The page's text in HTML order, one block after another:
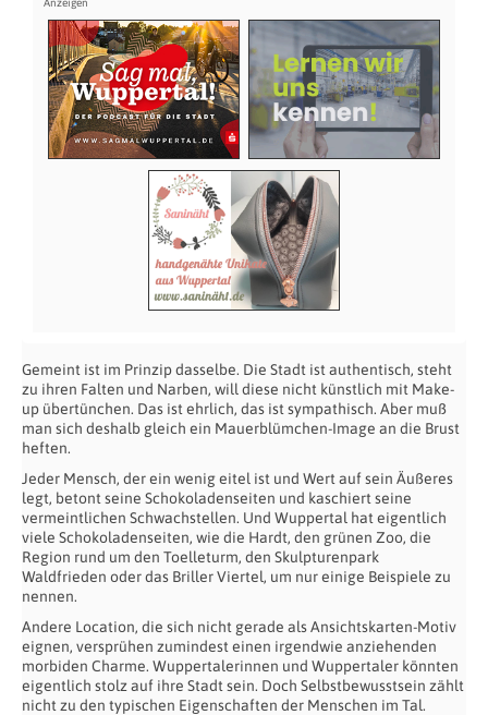
Gemeint ist im Prinzip dasselbe. Die Stadt ist authentisch, steht
zu ihren Falten und Narben, will diese nicht künstlich mit Make-
up übertünchen. Das ist ehrlich, das ist sympathisch. Aber muß
man sich deshalb gleich ein Mauerblümchen-Image an die Brust
heften.
Jeder Mensch, der ein wenig eitel ist und Wert auf sein Äußeres
legt, betont seine Schokoladenseiten und kaschiert seine
vermeintlichen Schwachstellen. Und Wuppertal hat eigentlich
viele Schokoladenseiten, wie die Hardt, den grünen Zoo, die
Region rund um den Toelleturm, den Skulpturenpark
Waldfrieden oder das Briller Viertel, um nur einige Beispiele zu
nennen.
Andere Location, die sich nicht gerade als Ansichtskarten-Motiv
eignen, versprühen zumindest einen irgendwie anziehenden
morbiden Charme. Wuppertalerinnen und Wuppertaler könnten
eigentlich stolz auf ihre Stadt sein. Doch Selbstbewusstsein zählt
nicht zu den typischen Eigenschaften der Menschen im Tal.